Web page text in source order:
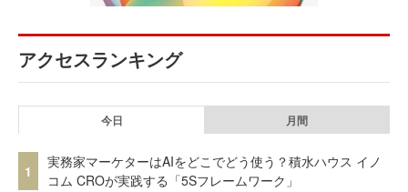
アクセスランキング
今日 月間
1
実務家マーケターはAIをどこでどう使う？積水ハウス イノ
コム CROが実践する「5Sフレームワーク」